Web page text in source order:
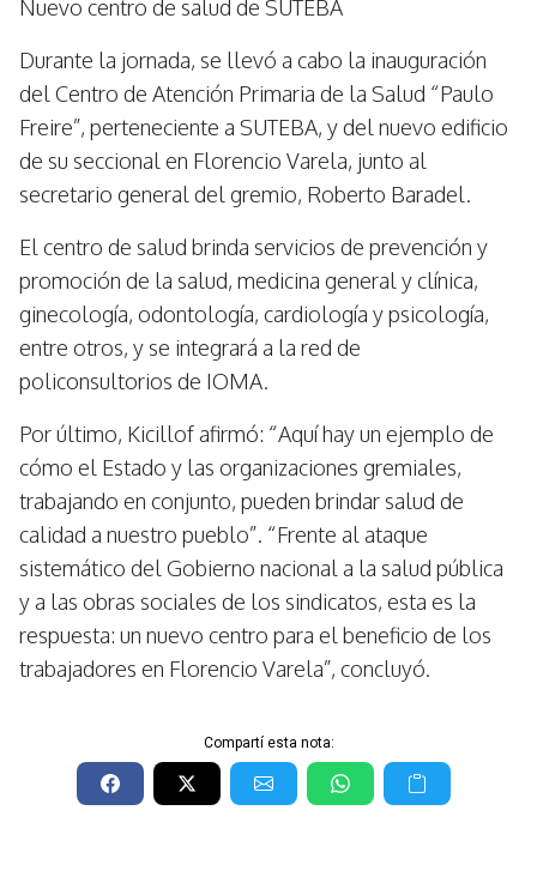
Nuevo centro de salud de SUTEBA
Durante la jornada, se llevó a cabo la inauguración
del Centro de Atención Primaria de la Salud “Paulo
Freire”, perteneciente a SUTEBA, y del nuevo edificio
de su seccional en Florencio Varela, junto al
secretario general del gremio, Roberto Baradel.
El centro de salud brinda servicios de prevención y
promoción de la salud, medicina general y clínica,
ginecología, odontología, cardiología y psicología,
entre otros, y se integrará a la red de
policonsultorios de IOMA.
Por último, Kicillof afirmó: “Aquí hay un ejemplo de
cómo el Estado y las organizaciones gremiales,
trabajando en conjunto, pueden brindar salud de
calidad a nuestro pueblo”. “Frente al ataque
sistemático del Gobierno nacional a la salud pública
y a las obras sociales de los sindicatos, esta es la
respuesta: un nuevo centro para el beneficio de los
trabajadores en Florencio Varela”, concluyó.
Compartí esta nota: